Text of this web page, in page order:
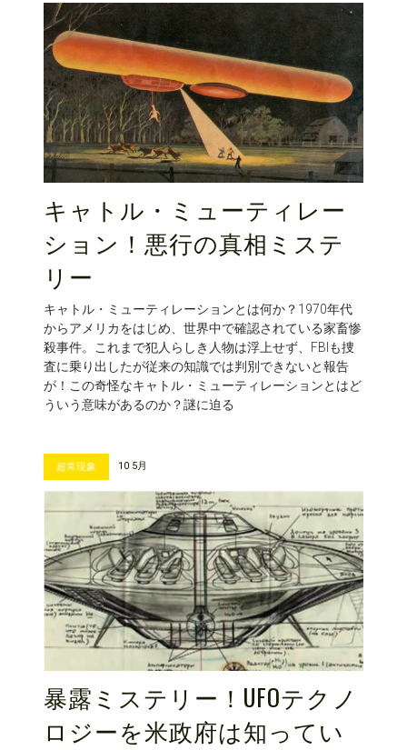
キャトル・ミューティレー
ション！悪行の真相ミステ
リー
キャトル・ミューティレーションとは何か？1970年代
からアメリカをはじめ、世界中で確認されている家畜惨
殺事件。これまで犯人らしき人物は浮上せず、FBIも捜
査に乗り出したが従来の知識では判別できないと報告
が！この奇怪なキャトル・ミューティレーションとはど
ういう意味があるのか？謎に迫る
超常現象 10 5月
暴露ミステリー！UFOテクノ
ロジーを米政府は知ってい